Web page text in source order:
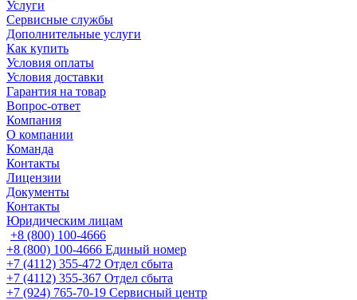
Услуги
Сервисные службы
Дополнительные услуги
Как купить
Условия оплаты
Условия доставки
Гарантия на товар
Вопрос-ответ
Компания
О компании
Команда
Контакты
Лицензии
Документы
Контакты
Юридическим лицам
+8 (800) 100-4666
+8 (800) 100-4666 Единый номер
+7 (4112) 355-472 Отдел сбыта
+7 (4112) 355-367 Отдел сбыта
+7 (924) 765-70-19 Сервисный центр